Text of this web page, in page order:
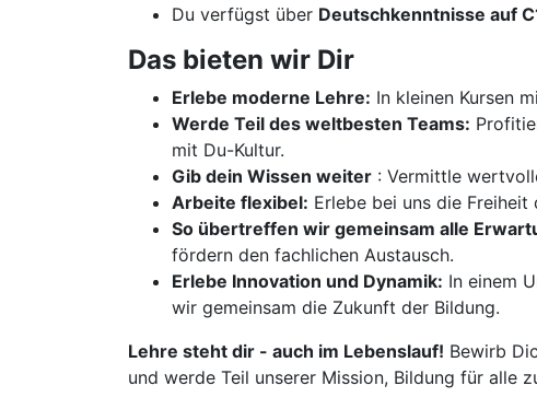
Du verfügst über Deutschkenntnisse auf
Das bieten wir Dir
Erlebe moderne Lehre: In kleinen Kursen
Werde Teil des weltbesten Teams:
mit Du-Kultur.
Gib dein Wissen weiter : Vermittle
Arbeite flexibel: Erlebe bei uns die
So übertreffen wir gemeinsam alle
fördern den fachlichen Austausch.
Erlebe Innovation und Dynamik: In einem
wir gemeinsam die Zukunft der Bildung.
Lehre steht dir - auch im Lebenslauf! Bewirb
und werde Teil unserer Mission, Bildung für alle